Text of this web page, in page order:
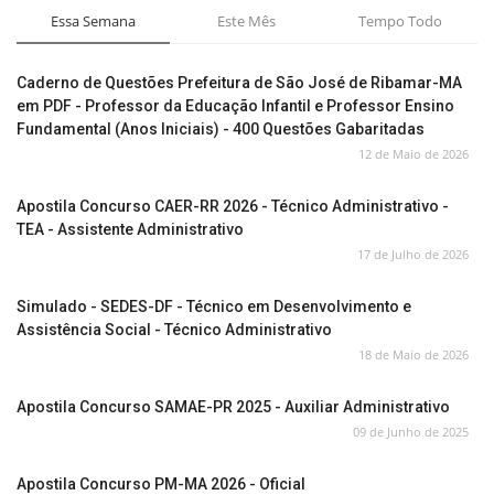
Essa Semana Este Mês Tempo Todo
Caderno de Questões Prefeitura de São José de Ribamar-MA
em PDF - Professor da Educação Infantil e Professor Ensino
Fundamental (Anos Iniciais) - 400 Questões Gabaritadas
12 de Maio de 2026
Apostila Concurso CAER-RR 2026 - Técnico Administrativo -
TEA - Assistente Administrativo
17 de Julho de 2026
Simulado - SEDES-DF - Técnico em Desenvolvimento e
Assistência Social - Técnico Administrativo
18 de Maio de 2026
Apostila Concurso SAMAE-PR 2025 - Auxiliar Administrativo
09 de Junho de 2025
Apostila Concurso PM-MA 2026 - Oficial